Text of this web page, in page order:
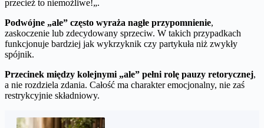
przecież to niemożliwe!„.
Podwójne „ale” często wyraża nagłe przypomnienie,
zaskoczenie lub zdecydowany sprzeciw. W takich przypadkach
funkcjonuje bardziej jak wykrzyknik czy partykuła niż zwykły
spójnik.
Przecinek między kolejnymi „ale” pełni rolę pauzy retorycznej,
a nie rozdziela zdania. Całość ma charakter emocjonalny, nie zaś
restrykcyjnie składniowy.